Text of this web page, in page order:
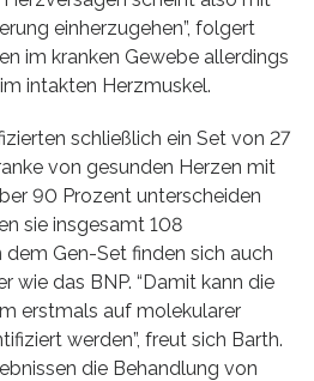
einherzugehen”, folgert
im kranken Gewebe allerdings
intakten Herzmuskel.
schließlich ein Set von 27
von gesunden Herzen mit
90 Prozent unterscheiden
sie insgesamt 108
Gen-Set finden sich auch
wie das BNP. “Damit kann die
erstmals auf molekularer
werden”, freut sich Barth.
die Behandlung von